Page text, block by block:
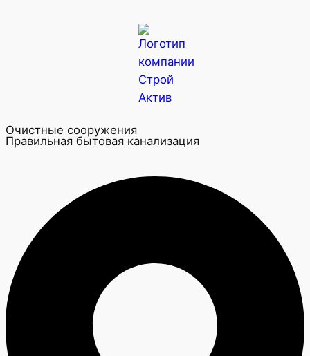
Очистные сооружения
Правильная бытовая канализация